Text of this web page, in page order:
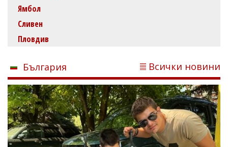
Ямбол
Сливен
Пловдив
България Всички новини